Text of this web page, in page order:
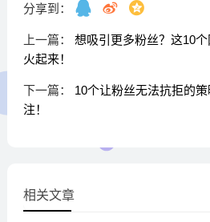
分享到：
上一篇： 想吸引更多粉丝？这10
火起来！
下一篇： 10个让粉丝无法抗拒的
注！
相关文章